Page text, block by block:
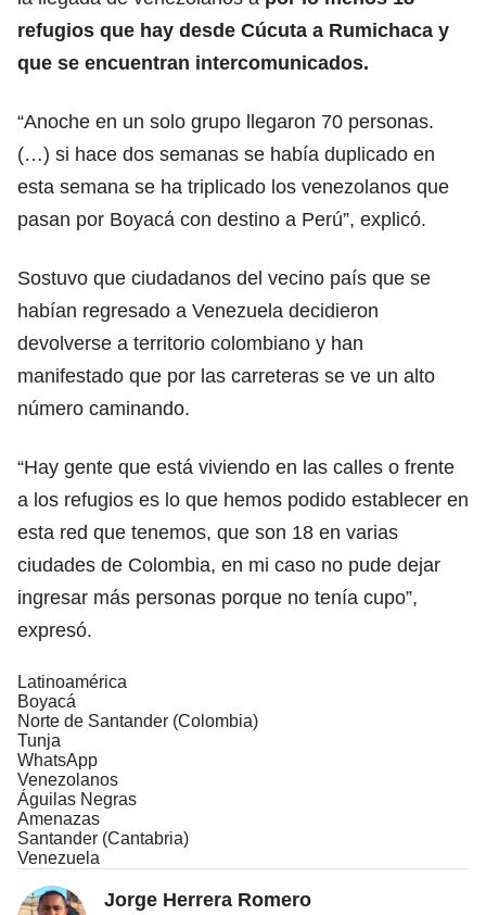
refugios que hay desde Cúcuta a Rumichaca y
que se encuentran intercomunicados.
“Anoche en un solo grupo llegaron 70 personas.
(…) si hace dos semanas se había duplicado en
esta semana se ha triplicado los venezolanos que
pasan por Boyacá con destino a Perú”, explicó.
Sostuvo que ciudadanos del vecino país que se
habían regresado a Venezuela decidieron
devolverse a territorio colombiano y han
manifestado que por las carreteras se ve un alto
número caminando.
“Hay gente que está viviendo en las calles o frente
a los refugios es lo que hemos podido establecer en
esta red que tenemos, que son 18 en varias
ciudades de Colombia, en mi caso no pude dejar
ingresar más personas porque no tenía cupo”,
expresó.
Latinoamérica
Boyacá
Norte de Santander (Colombia)
Tunja
WhatsApp
Venezolanos
Águilas Negras
Amenazas
Santander (Cantabria)
Venezuela
Jorge Herrera Romero